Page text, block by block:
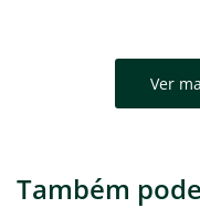
Ver
Também